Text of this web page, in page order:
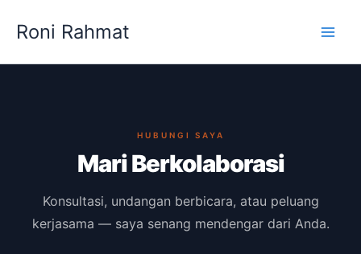
Roni Rahmat
HUBUNGI SAYA
Mari Berkolaborasi
Konsultasi, undangan berbicara, atau peluang
kerjasama — saya senang mendengar dari Anda.